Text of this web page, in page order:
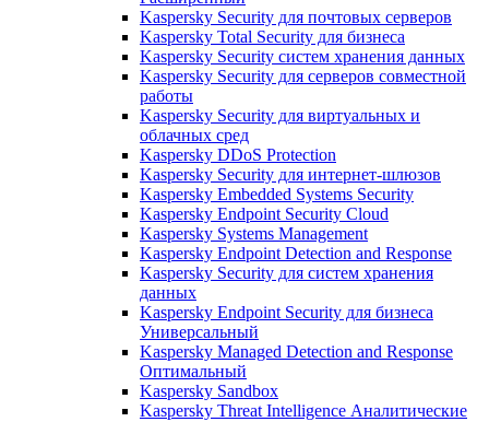
Kaspersky Security для почтовых серверов
Kaspersky Total Security для бизнеса
Kaspersky Security систем хранения данных
Kaspersky Security для серверов совместной
работы
Kaspersky Security для виртуальных и
облачных сред
Kaspersky DDoS Protection
Kaspersky Security для интернет-шлюзов
Kaspersky Embedded Systems Security
Kaspersky Endpoint Security Cloud
Kaspersky Systems Management
Kaspersky Endpoint Detection and Response
Kaspersky Security для систем хранения
данных
Kaspersky Endpoint Security для бизнеса
Универсальный
Kaspersky Managed Detection and Response
Оптимальный
Kaspersky Sandbox
Kaspersky Threat Intelligence Аналитические